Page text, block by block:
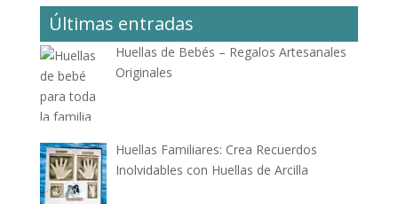
Últimas entradas
Huellas de Bebés – Regalos Artesanales
Originales
Huellas Familiares: Crea Recuerdos
Inolvidables con Huellas de Arcilla